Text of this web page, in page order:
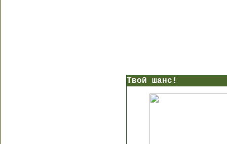
Твой шанс!